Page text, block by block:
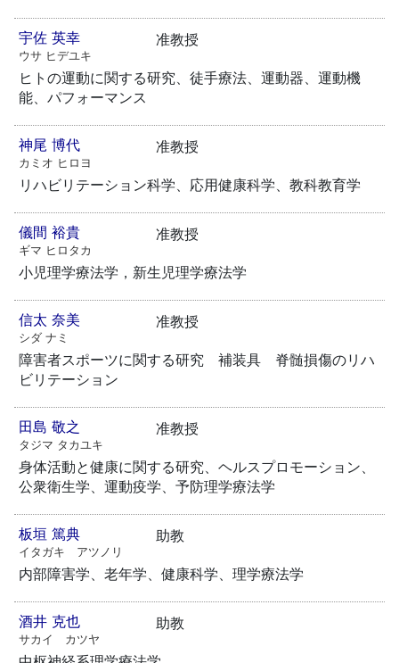
宇佐 英幸
ウサ ヒデユキ
准教授
ヒトの運動に関する研究、徒手療法、運動器、運動機
能、パフォーマンス
神尾 博代
カミオ ヒロヨ
准教授
リハビリテーション科学、応用健康科学、教科教育学
儀間 裕貴
ギマ ヒロタカ
准教授
小児理学療法学，新生児理学療法学
信太 奈美
シダ ナミ
准教授
障害者スポーツに関する研究 補装具 脊髄損傷のリハ
ビリテーション
田島 敬之
タジマ タカユキ
准教授
身体活動と健康に関する研究、ヘルスプロモーション、
公衆衛生学、運動疫学、予防理学療法学
板垣 篤典
イタガキ アツノリ
助教
内部障害学、老年学、健康科学、理学療法学
酒井 克也
サカイ カツヤ
助教